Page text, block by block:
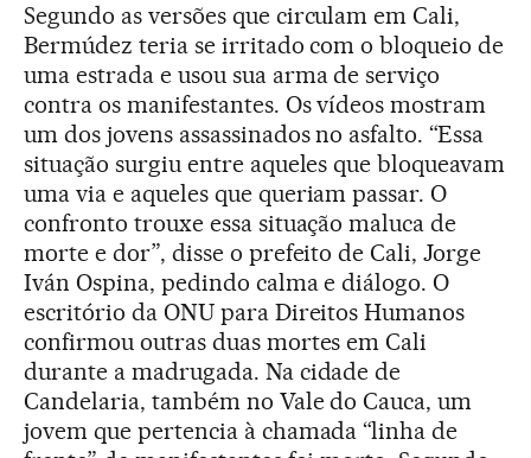
Segundo as versões que circulam em Cali,
Bermúdez teria se irritado com o bloqueio de
uma estrada e usou sua arma de serviço
contra os manifestantes. Os vídeos mostram
um dos jovens assassinados no asfalto. “Essa
situação surgiu entre aqueles que bloqueavam
uma via e aqueles que queriam passar. O
confronto trouxe essa situação maluca de
morte e dor”, disse o prefeito de Cali, Jorge
Iván Ospina, pedindo calma e diálogo. O
escritório da ONU para Direitos Humanos
confirmou outras duas mortes em Cali
durante a madrugada. Na cidade de
Candelaria, também no Vale do Cauca, um
jovem que pertencia à chamada “linha de